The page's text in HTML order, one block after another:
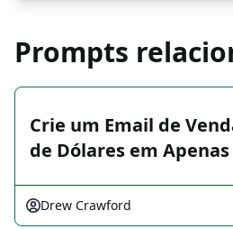
Prompts
Crie um Email de
de Dólares em
Drew Crawford